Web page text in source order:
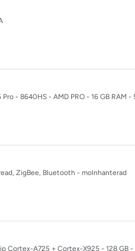
Next Gen, G2q Notebook Next
- 8640HS - AMD PRO - 16 GB RAM -
ZigBee, Bluetooth - molnhanterad
Cortex-A725 + Cortex-X925 - 128 GB -